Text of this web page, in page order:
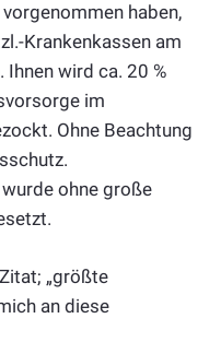
haben,
Krankenkassen am
wird ca. 20 %
im
Ohne Beachtung
ohne große
„größte
an diese